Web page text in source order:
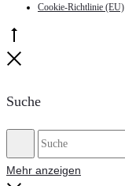
Cookie-Richtlinie (EU)
Suche
Suche
Mehr anzeigen